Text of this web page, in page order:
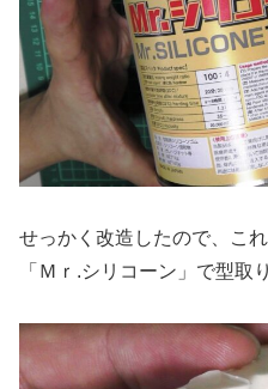
せっかく改造したので、こ
「Ｍｒ.シリコーン」で型取